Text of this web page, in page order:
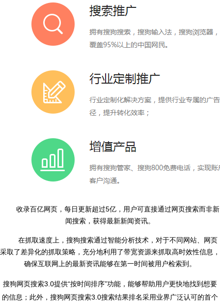
收录百亿网页，每日更新超过5亿，用户可直接通过网页搜索而非新
闻搜索，获得最新新闻资讯。
在抓取速度上，搜狗搜索通过智能分析技术，对于不同网站、网页
采取了差异化的抓取策略，充分地利用了带宽资源来抓取高时效性信息，
确保互联网上的最新资讯能够在第一时间被用户检索到。
搜狗网页搜索3.0提供“按时间排序”功能，能够帮助用户更快地找到想要
的信息；此外，搜狗网页搜索3.0搜索结果排名采用业界广泛认可的首个